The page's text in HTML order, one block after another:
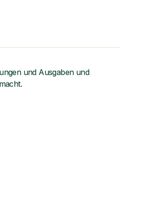
und Ausgaben und